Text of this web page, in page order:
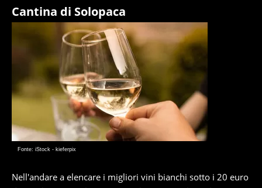
Cantina di Solopaca
Fonte: iStock - kieferpix
Nell'andare a elencare i migliori vini bianchi sotto i 20 euro